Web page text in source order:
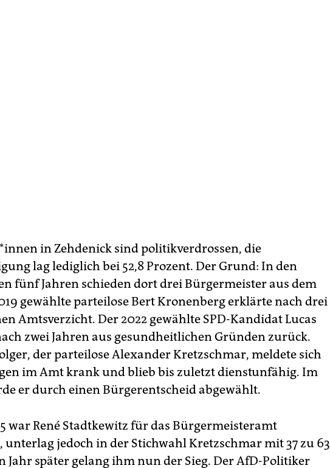
in Zehdenick sind politikverdrossen, die
lag lediglich bei 52,8 Prozent. Der Grund: In den
fünf Jahren schieden dort drei Bürgermeister aus dem
gewählte parteilose Bert Kronenberg erklärte nach drei
Amtsverzicht. Der 2022 gewählte SPD-Kandidat Lucas
zwei Jahren aus gesundheitlichen Gründen zurück.
der parteilose Alexander Kretzschmar, meldete sich
im Amt krank und blieb bis zuletzt dienstunfähig. Im
er durch einen Bürgerentscheid abgewählt.
war René Stadtkewitz für das Bürgermeisteramt
unterlag jedoch in der Stichwahl Kretzschmar mit 37 zu 63
Jahr später gelang ihm nun der Sieg. Der AfD-Politiker